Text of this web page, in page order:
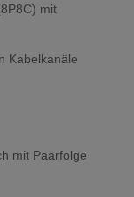
mit
Kabelkanäle
mit Paarfolge